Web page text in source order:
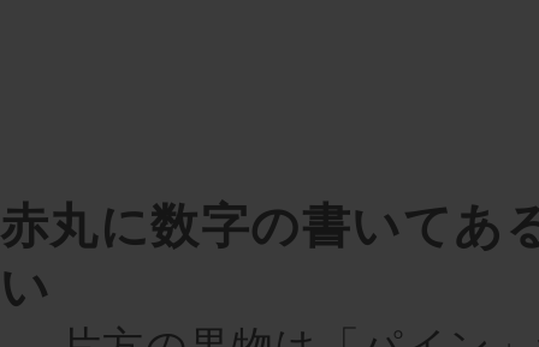
赤丸に数字の書いてあ
い